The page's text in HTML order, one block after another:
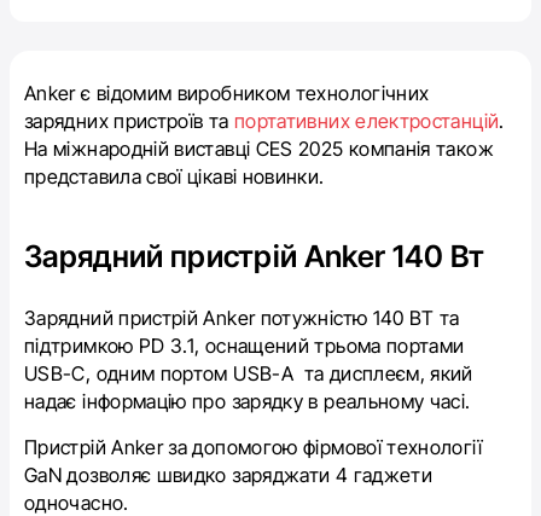
Anker є відомим виробником технологічних
зарядних пристроїв та портативних електростанцій.
На міжнародній виставці CES 2025 компанія також
представила свої цікаві новинки.
Зарядний пристрій Anker 140 Вт
Зарядний пристрій Anker потужністю 140 ВТ та
підтримкою PD 3.1, оснащений трьома портами
USB-С, одним портом USB-А та дисплеєм, який
надає інформацію про зарядку в реальному часі.
Пристрій Anker за допомогою фірмової технології
GaN дозволяє швидко заряджати 4 гаджети
одночасно.